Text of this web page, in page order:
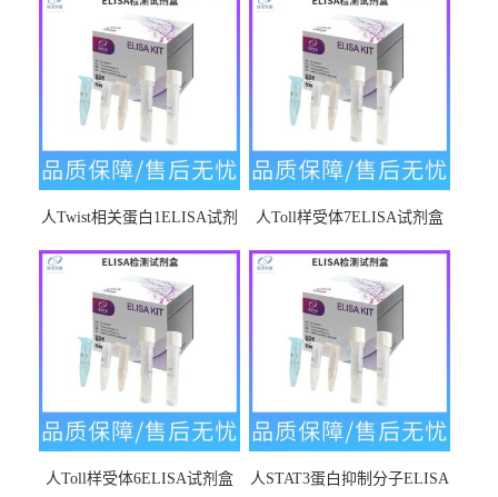
人Twist相关蛋白1ELISA试剂
人Toll样受体7ELISA试剂盒
人Toll样受体6ELISA试剂盒 人STAT3蛋白抑制分子ELISA